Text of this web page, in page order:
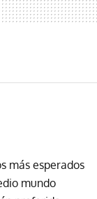
más esperados
mundo